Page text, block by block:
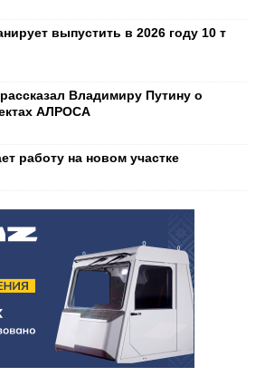
выпустить в 2026 году 10 т
Владимиру Путину о
АЛРОСА
работу на новом участке